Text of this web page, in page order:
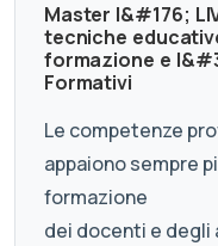
Master I&#176;
tecniche
formazione e
Formativi
Le competenze
appaiono sempre
formazione
dei docenti e